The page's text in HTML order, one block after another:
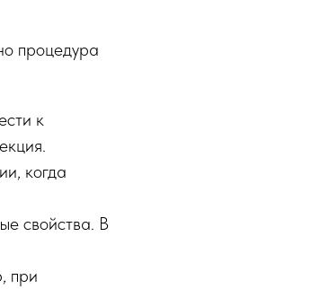
процедура
к
когда
свойства. В
при